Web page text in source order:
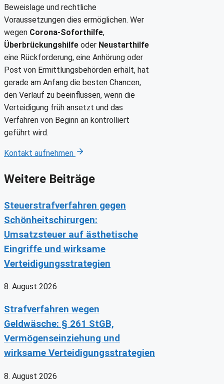
Beweislage und rechtliche
Voraussetzungen dies ermöglichen. Wer
wegen Corona-Soforthilfe,
Überbrückungshilfe oder Neustarthilfe
eine Rückforderung, eine Anhörung oder
Post von Ermittlungsbehörden erhält, hat
gerade am Anfang die besten Chancen,
den Verlauf zu beeinflussen, wenn die
Verteidigung früh ansetzt und das
Verfahren von Beginn an kontrolliert
geführt wird.
Kontakt aufnehmen
Weitere Beiträge
Steuerstrafverfahren gegen
Schönheitschirurgen:
Umsatzsteuer auf ästhetische
Eingriffe und wirksame
Verteidigungsstrategien
8. August 2026
Strafverfahren wegen
Geldwäsche: § 261 StGB,
Vermögenseinziehung und
wirksame Verteidigungsstrategien
8. August 2026